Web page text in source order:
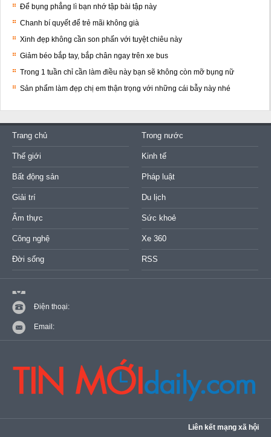
Để bụng phẳng lì bạn nhớ tập bài tập này
Chanh bí quyết để trẻ mãi không già
Xinh đẹp không cần son phấn với tuyệt chiêu này
Giảm béo bắp tay, bắp chân ngay trên xe bus
Trong 1 tuần chỉ cần làm điều này bạn sẽ không còn mỡ bụng nữ
Sản phẩm làm đẹp chị em thận trọng với những cái bẫy này nhé
Trang chủ Trong nước
Thế giới Kinh tế
Bất động sản Pháp luật
Giải trí Du lịch
Ẩm thực Sức khoẻ
Công nghệ Xe 360
Đời sống RSS
Điện thoại:
Email:
Liên kết mạng xã hội